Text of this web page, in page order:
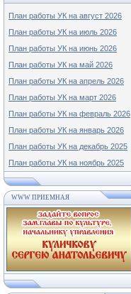
План работы УК на август 2026
План работы УК на июль 2026
План работы УК на июнь 2026
План работы УК на май 2026
План работы УК на апрель 2026
План работы УК на март 2026
План работы УК на февраль 2026
План работы УК на январь 2026
План работы УК на декабрь 2025
План работы УК на ноябрь 2025
WWW ПРИЕМНАЯ